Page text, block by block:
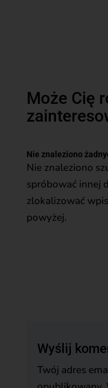
Może Cię
Nie znaleziono
Nie znaleziono
spróbować innej
zlokalizować
powyżej.
Wyślij
Twój adres